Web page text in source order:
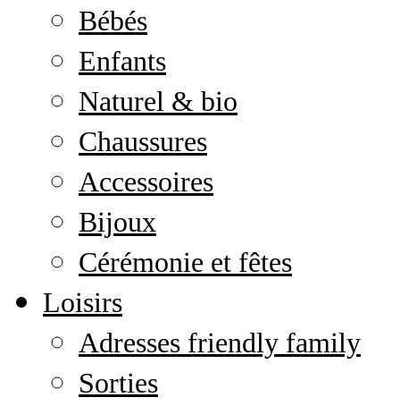
Bébés
Enfants
Naturel & bio
Chaussures
Accessoires
Bijoux
Cérémonie et fêtes
Loisirs
Adresses friendly family
Sorties